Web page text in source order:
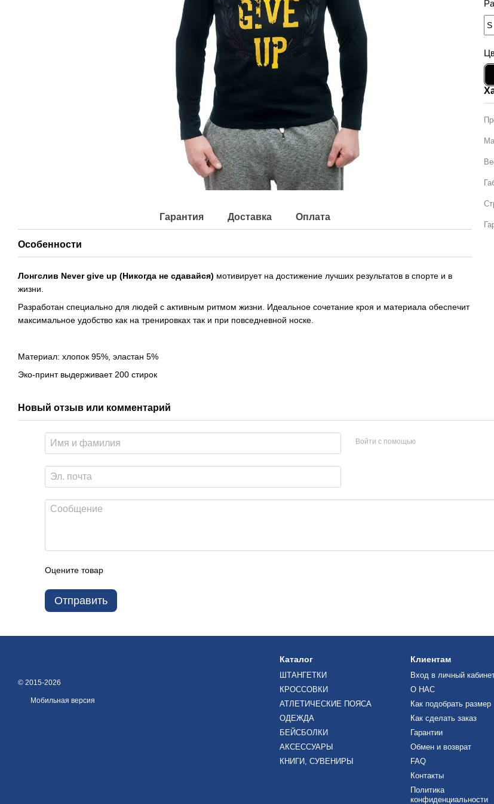
Гарантия Доставка Оплата
Особенности
Лонгслив Never give up (Никогда не сдавайся) мотивирует на достижение лучших результатов в спорте и в
жизни.
Разработан специально для людей с активным ритмом жизни. Идеальное сочетание кроя и материала обеспечит
максимальное удобство как на тренировках так и при повседневной носке.
Материал: хлопок 95%, эластан 5%
Эко-принт выдерживает 200 стирок
Новый отзыв или комментарий
Войти с помощью
Оцените товар
Отправить
© 2015-2026
Мобильная версия
Каталог
ШТАНГЕТКИ
КРОССОВКИ
АТЛЕТИЧЕСКИЕ ПОЯСА
ОДЕЖДА
БЕЙСБОЛКИ
АКСЕССУАРЫ
КНИГИ, СУВЕНИРЫ
Клиентам
Вход в личный
О НАС
Как подобрать размер
Как сделать заказ
Гарантии
Обмен и возврат
FAQ
Контакты
Политика
конфиденциальности